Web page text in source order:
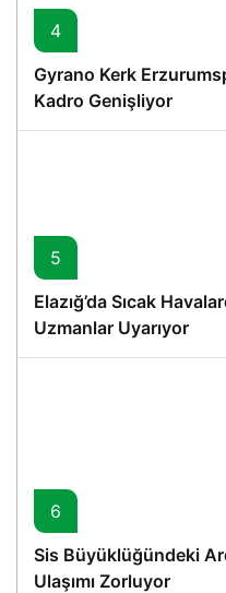
4
Gyrano Kerk
Kadro Genişliyor
5
Elazığ’da Sıcak
Uzmanlar Uyarıyor
6
Sis Büyüklüğündeki
Ulaşımı Zorluyor